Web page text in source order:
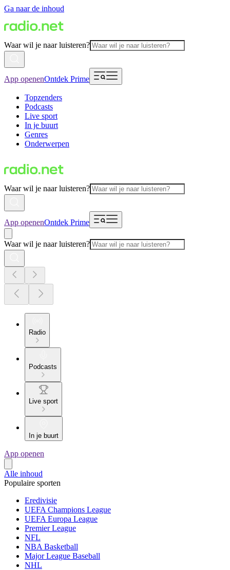
Ga naar de inhoud
Waar wil je naar luisteren?
App openenOntdek Prime
Topzenders
Podcasts
Live sport
In je buurt
Genres
Onderwerpen
Waar wil je naar luisteren?
App openenOntdek Prime
Waar wil je naar luisteren?
Radio
Podcasts
Live sport
In je buurt
App openen
Alle inhoud
Populaire sporten
Eredivisie
UEFA Champions League
UEFA Europa League
Premier League
NFL
NBA Basketball
Major League Baseball
NHL